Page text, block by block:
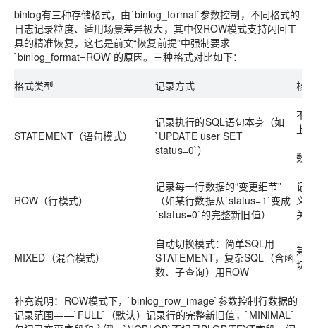
binlog有三种存储格式，由`binlog_format`参数控制，不同格式的
日志记录粒度、适用场景差异极大，其中仅ROW模式支持闪回工
具的精准恢复，这也是前文“恢复前提”中强制要求
`binlog_format=ROW`的原因。三种格式对比如下：
格式类型 记录方式 核
STATEMENT（语句模式）
记录执行的SQL语句本身（如
`UPDATE user SET
status=0`）
不
上
数）
ROW（行模式）
记录每一行数据的“变更细节”
（如某行数据从`status=1`变成
`status=0`的完整新旧值）
记
义
关
MIXED（混合模式）
自动切换模式：简单SQL用
STATEMENT，复杂SQL（含函
数、子查询）用ROW
兼
切
补充说明：ROW模式下，`binlog_row_image`参数控制行数据的
记录范围——`FULL`（默认）记录行的完整新旧值，`MINIMAL`